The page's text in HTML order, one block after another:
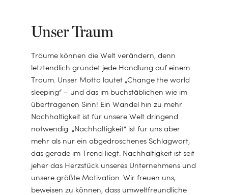
Unser Traum
Träume können die Welt verändern, denn
letztendlich gründet jede Handlung auf einem
Traum. Unser Motto lautet „Change the world
sleeping“ – und das im buchstäblichen wie im
übertragenen Sinn! Ein Wandel hin zu mehr
Nachhaltigkeit ist für unsere Welt dringend
notwendig. „Nachhaltigkeit“ ist für uns aber
mehr als nur ein abgedroschenes Schlagwort,
das gerade im Trend liegt. Nachhaltigkeit ist seit
jeher das Herzstück unseres Unternehmens und
unsere größte Motivation. Wir freuen uns,
beweisen zu können, dass umweltfreundliche